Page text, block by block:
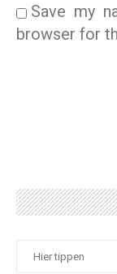
Save my
browser for